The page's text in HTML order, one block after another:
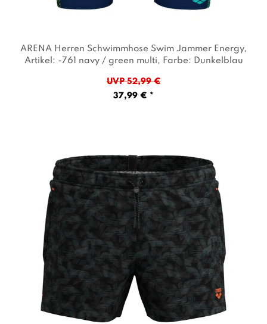
ARENA Herren Schwimmhose Swim Jammer Energy,
Artikel: -761 navy / green multi, Farbe: Dunkelblau
UVP 52,99 €
37,99 € *